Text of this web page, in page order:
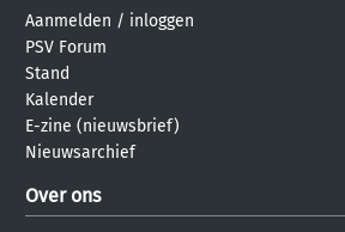
Aanmelden / inloggen
PSV Forum
Stand
Kalender
E-zine (nieuwsbrief)
Nieuwsarchief
Over ons